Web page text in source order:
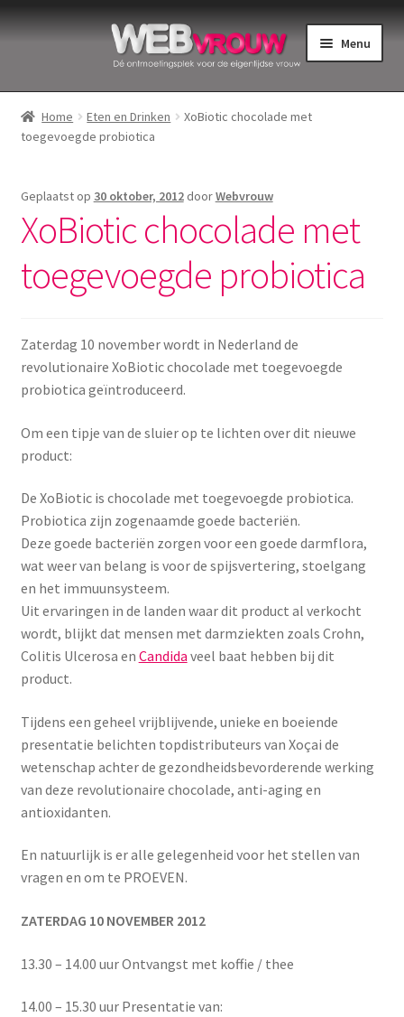
Ga
Ga
Menu
Home
Bekkenbodemspieren
Intiemverzorging
Menstruatiedisks
Menstruatiecups
Menstruatiesponsjes
Tampons
Stimulatie, vibrators
Verzorgingsproducten
Wasbaar maandverband
Wasbare zoogcompressen
Oefenbroekjes – zindelijkheidstraining
Yoni eggs
Diverse
Home Eten en Drinken
XoBiotic chocolade met
toegevoegde probiotica
Geplaatst op 30 oktober, 2012 doorWebvrouw
XoBiotic chocolade met
toegevoegde probiotica
Zaterdag 10 november wordt in Nederland de
revolutionaire XoBiotic chocolade met toegevoegde
probiotica geïntroduceerd.
Om een tipje van de sluier op te lichten over dit nieuwe
product:
De XoBiotic is chocolade met toegevoegde probiotica.
Probiotica zijn zogenaamde goede bacteriën.
Deze goede bacteriën zorgen voor een goede darmflora,
wat weer van belang is voor de spijsvertering, stoelgang
en het immuunsysteem.
Uit ervaringen in de landen waar dit product al verkocht
wordt, blijkt dat mensen met darmziekten zoals Crohn,
Colitis Ulcerosa en Candida veel baat hebben bij dit
product.
Tijdens een geheel vrijblijvende, unieke en boeiende
presentatie belichten topdistributeurs van Xoçai de
wetenschap achter de gezondheidsbevorderende werking
van deze revolutionaire chocolade, anti-aging en
antioxidanten.
En natuurlijk is er alle gelegenheid voor het stellen van
vragen en om te PROEVEN.
ZATERDAG 10 NOVEMBER 2012
13.30 – 14.00 uur Ontvangst met koffie / thee
14.00 – 15.30 uur Presentatie van: